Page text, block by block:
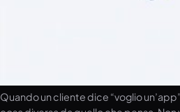
Quando un cliente dice “voglio